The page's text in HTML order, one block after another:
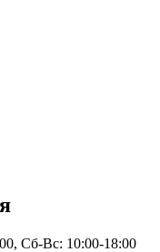
Сб-Вс: 10:00-18:00